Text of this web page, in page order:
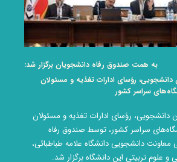
به همت صندوق رفاه دانشجویان برگزار شد:
رؤسای ادارات تغذیه و مسئولان
سراسر کشور
رؤسای ادارات تغذیه و مسئولان
سراسر کشور، توسط صندوق رفاه
معاونت دانشجویی دانشگاه علامه طباطبائی،
علوم تربیتی این دانشگاه برگزار شد.